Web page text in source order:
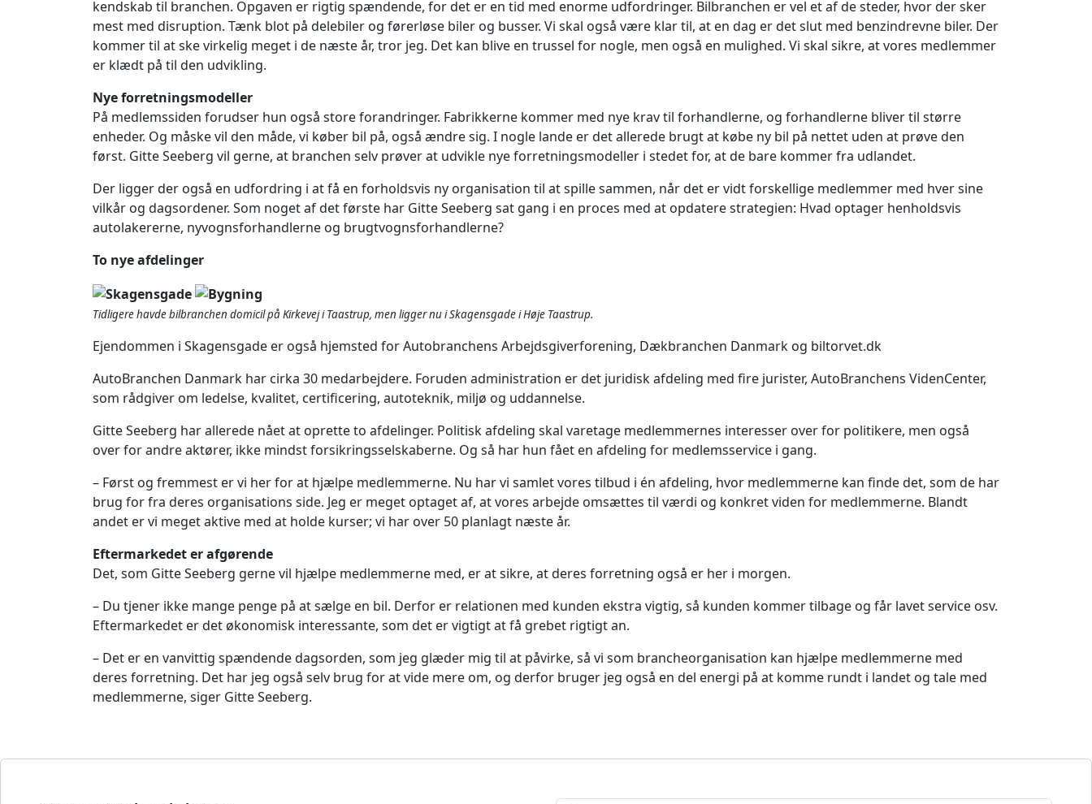
kendskab til branchen. Opgaven er rigtig spændende, for det er en tid med enorme udfordringer. Bilbranchen er vel et af de steder, hvor der sker
mest med disruption. Tænk blot på delebiler og førerløse biler og busser. Vi skal også være klar til, at en dag er det slut med benzindrevne biler. Der
kommer til at ske virkelig meget i de næste år, tror jeg. Det kan blive en trussel for nogle, men også en mulighed. Vi skal sikre, at vores medlemmer
er klædt på til den udvikling.
Nye forretningsmodeller
På medlemssiden forudser hun også store forandringer. Fabrikkerne kommer med nye krav til forhandlerne, og forhandlerne bliver til større
enheder. Og måske vil den måde, vi køber bil på, også ændre sig. I nogle lande er det allerede brugt at købe ny bil på nettet uden at prøve den
først. Gitte Seeberg vil gerne, at branchen selv prøver at udvikle nye forretningsmodeller i stedet for, at de bare kommer fra udlandet.
Der ligger der også en udfordring i at få en forholdsvis ny organisation til at spille sammen, når det er vidt forskellige medlemmer med hver sine
vilkår og dagsordener. Som noget af det første har Gitte Seeberg sat gang i en proces med at opdatere strategien: Hvad optager henholdsvis
autolakererne, nyvognsforhandlerne og brugtvognsforhandlerne?
To nye afdelinger
Tidligere havde bilbranchen domicil på Kirkevej i Taastrup, men ligger nu i Skagensgade i Høje Taastrup.
Ejendommen i Skagensgade er også hjemsted for Autobranchens Arbejdsgiverforening, Dækbranchen Danmark og biltorvet.dk
AutoBranchen Danmark har cirka 30 medarbejdere. Foruden administration er det juridisk afdeling med fire jurister, AutoBranchens VidenCenter,
som rådgiver om ledelse, kvalitet, certificering, autoteknik, miljø og uddannelse.
Gitte Seeberg har allerede nået at oprette to afdelinger. Politisk afdeling skal varetage medlemmernes interesser over for politikere, men også
over for andre aktører, ikke mindst forsikringsselskaberne. Og så har hun fået en afdeling for medlemsservice i gang.
– Først og fremmest er vi her for at hjælpe medlemmerne. Nu har vi samlet vores tilbud i én afdeling, hvor medlemmerne kan finde det, som de har
brug for fra deres organisations side. Jeg er meget optaget af, at vores arbejde omsættes til værdi og konkret viden for medlemmerne. Blandt
andet er vi meget aktive med at holde kurser; vi har over 50 planlagt næste år.
Eftermarkedet er afgørende
Det, som Gitte Seeberg gerne vil hjælpe medlemmerne med, er at sikre, at deres forretning også er her i morgen.
– Du tjener ikke mange penge på at sælge en bil. Derfor er relationen med kunden ekstra vigtig, så kunden kommer tilbage og får lavet service osv.
Eftermarkedet er det økonomisk interessante, som det er vigtigt at få grebet rigtigt an.
– Det er en vanvittig spændende dagsorden, som jeg glæder mig til at påvirke, så vi som brancheorganisation kan hjælpe medlemmerne med
deres forretning. Det har jeg også selv brug for at vide mere om, og derfor bruger jeg også en del energi på at komme rundt i landet og tale med
medlemmerne, siger Gitte Seeberg.